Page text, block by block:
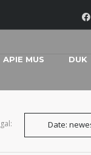
APIE MUS DUK
Date: